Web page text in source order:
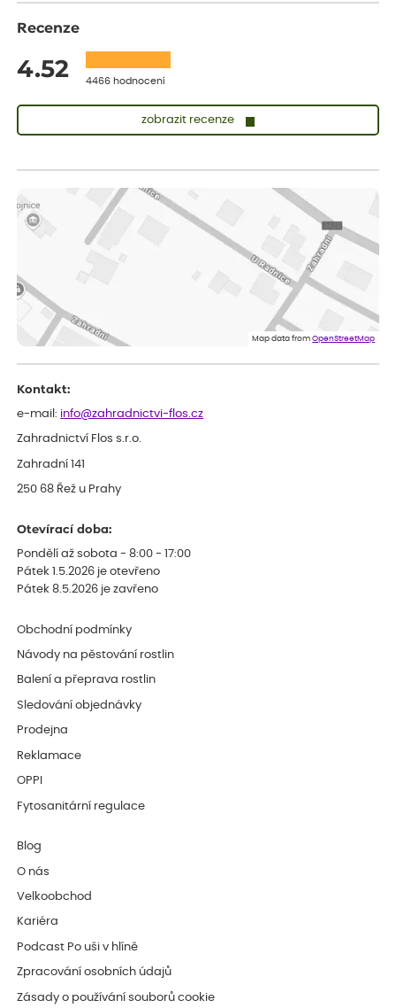
Recenze
4.52 4466 hodnocení
zobrazit recenze
Vše v pořádku, jsem spokojena.
ověřený nákup dnes
Rostlina mi přišla v dobrém stavu, jsem spokojená.
Zuzana
Spokojenost s dodáním kvalitních rostlin
Map data fromOpenStreetMap
Kontakt:
e-mail: info@zahradnictvi-flos.cz
Zahradnictví Flos s.r.o.
Zahradní 141
250 68 Řež u Prahy
Otevírací doba:
Pondělí až sobota - 8:00 - 17:00
Pátek 1.5.2026 je otevřeno
Pátek 8.5.2026 je zavřeno
Obchodní podmínky
Návody na pěstování rostlin
Balení a přeprava rostlin
Sledování objednávky
Prodejna
Reklamace
OPPI
Fytosanitární regulace
Blog
O nás
Velkoobchod
Kariéra
Podcast Po uši v hlíně
Zpracování osobních údajů
Zásady o používání souborů cookie